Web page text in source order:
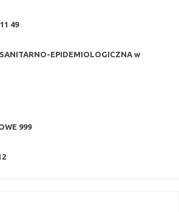
49
EPIDEMIOLOGICZNA w
999